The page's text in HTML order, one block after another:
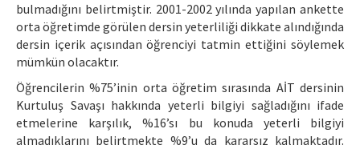
bulmadığını belirtmiştir. 2001-2002 yılında yapılan ankette
orta öğretimde görülen dersin yeterliliği dikkate alındığında
dersin içerik açısından öğrenciyi tatmin ettiğini söylemek
mümkün olacaktır.
Öğrencilerin %75’inin orta öğretim sırasında AİT dersinin
Kurtuluş Savaşı hakkında yeterli bilgiyi sağladığını ifade
etmelerine karşılık, %16’sı bu konuda yeterli bilgiyi
almadıklarını belirtmekte %9’u da kararsız kalmaktadır.